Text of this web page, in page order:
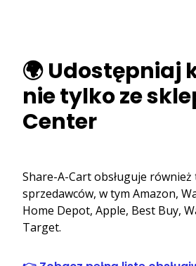
🌍 Udostępniaj
nie tylko ze
Center
Share-A-Cart obsługuje również
sprzedawców, w tym Amazon,
Home Depot, Apple, Best Buy,
Target.